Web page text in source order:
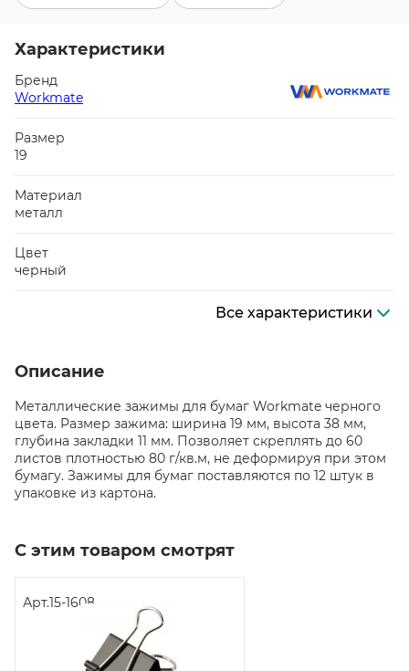
Характеристики
Бренд
Workmate
Размер
19
Материал
металл
Цвет
черный
Все характеристики
Описание
Металлические зажимы для бумаг Workmate черного
цвета. Размер зажима: ширина 19 мм, высота 38 мм,
глубина закладки 11 мм. Позволяет скреплять до 60
листов плотностью 80 г/кв.м, не деформируя при этом
бумагу. Зажимы для бумаг поставляются по 12 штук в
упаковке из картона.
С этим товаром смотрят
Арт.15-1608